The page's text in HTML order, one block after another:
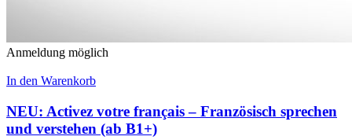
Anmeldung möglich
In den Warenkorb
NEU: Activez votre français – Französisch sprechen
und verstehen (ab B1+)